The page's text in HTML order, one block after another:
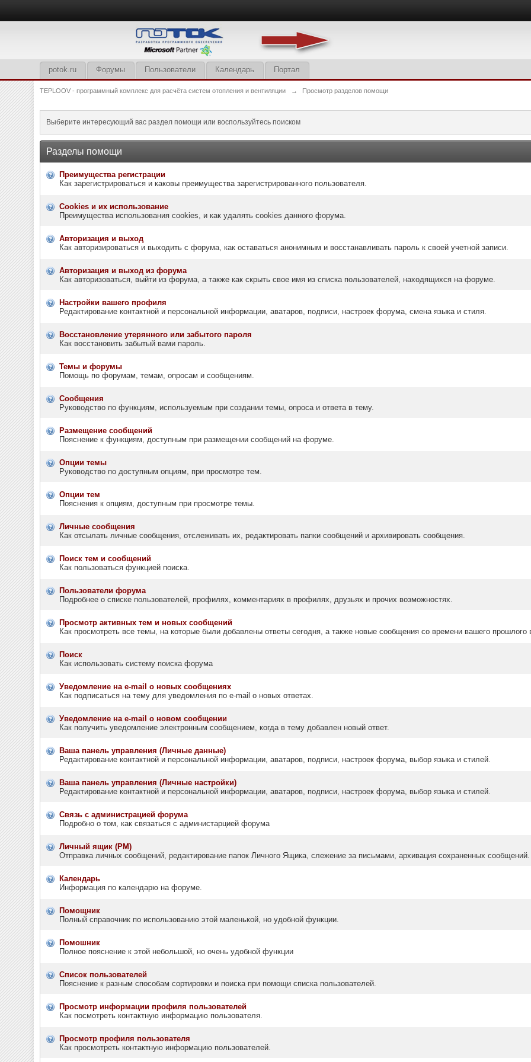
potok.ru Форумы Пользователи Календарь Портал
TEPLOOV - программный комплекс для расчёта систем отопления и вентиляции → Просмотр разделов помощи
Выберите интересующий вас раздел помощи или воспользуйтесь поиском
Разделы помощи
Преимущества регистрации
Как зарегистрироваться и каковы преимущества зарегистрированного пользователя.
Cookies и их использование
Преимущества использования cookies, и как удалять cookies данного форума.
Авторизация и выход
Как авторизироваться и выходить с форума, как оставаться анонимным и восстанавливать пароль к своей учетной записи.
Авторизация и выход из форума
Как авторизоваться, выйти из форума, а также как скрыть свое имя из списка пользователей, находящихся на форуме.
Настройки вашего профиля
Редактирование контактной и персональной информации, аватаров, подписи, настроек форума, смена языка и стиля.
Восстановление утерянного или забытого пароля
Как восстановить забытый вами пароль.
Темы и форумы
Помощь по форумам, темам, опросам и сообщениям.
Сообщения
Руководство по функциям, используемым при создании темы, опроса и ответа в тему.
Размещение сообщений
Пояснение к функциям, доступным при размещении сообщений на форуме.
Опции темы
Руководство по доступным опциям, при просмотре тем.
Опции тем
Пояснения к опциям, доступным при просмотре темы.
Личные сообщения
Как отсылать личные сообщения, отслеживать их, редактировать папки сообщений и архивировать сообщения.
Поиск тем и сообщений
Как пользоваться функцией поиска.
Пользователи форума
Подробнее о списке пользователей, профилях, комментариях в профилях, друзьях и прочих возможностях.
Просмотр активных тем и новых сообщений
Как просмотреть все темы, на которые были добавлены ответы сегодня, а также новые сообщения со времени вашего прошлого
Поиск
Как использовать систему поиска форума
Уведомление на e-mail о новых сообщениях
Как подписаться на тему для уведомления по e-mail о новых ответах.
Уведомление на е-mail о новом сообщении
Как получить уведомление электронным сообщением, когда в тему добавлен новый ответ.
Ваша панель управления (Личные данные)
Редактирование контактной и персональной информации, аватаров, подписи, настроек форума, выбор языка и стилей.
Ваша панель управления (Личные настройки)
Редактирование контактной и персональной информации, аватаров, подписи, настроек форума, выбор языка и стилей.
Связь с администрацией форума
Подробно о том, как связаться с администарцией форума
Личный ящик (PM)
Отправка личных сообщений, редактирование папок Личного Ящика, слежение за письмами, архивация сохраненных сообщений.
Календарь
Информация по календарю на форуме.
Помощник
Полный справочник по использованию этой маленькой, но удобной функции.
Помошник
Полное пояснение к этой небольшой, но очень удобной функции
Список пользователей
Пояснение к разным способам сортировки и поиска при помощи списка пользователей.
Просмотр информации профиля пользователей
Как посмотреть контактную информацию пользователя.
Просмотр профиля пользователя
Как просмотреть контактную информацию пользователей.